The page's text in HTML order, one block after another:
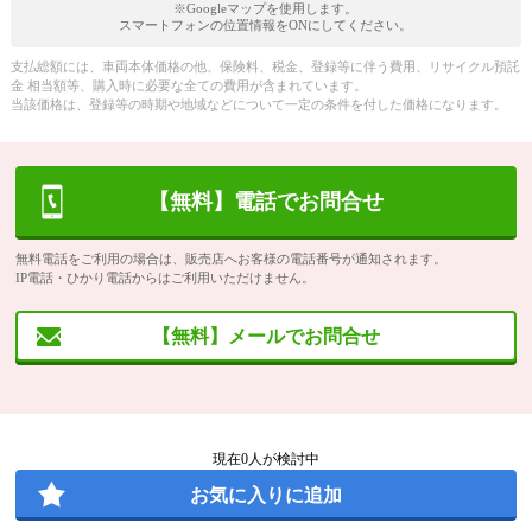
※Googleマップを使用します。
スマートフォンの位置情報をONにしてください。
支払総額には、車両本体価格の他、保険料、税金、登録等に伴う費用、リサイクル預託
金 相当額等、購入時に必要な全ての費用が含まれています。
当該価格は、登録等の時期や地域などについて一定の条件を付した価格になります。
【無料】電話でお問合せ
無料電話をご利用の場合は、販売店へお客様の電話番号が通知されます。
IP電話・ひかり電話からはご利用いただけません。
【無料】メールでお問合せ
現在0人が検討中
お気に入りに追加